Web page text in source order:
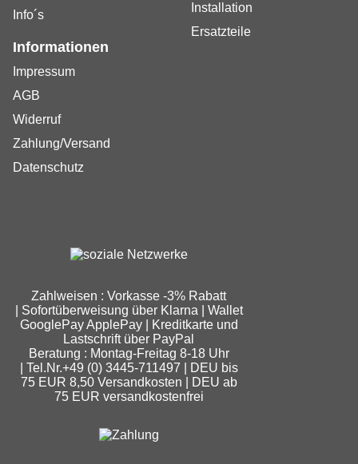
Info´s
Installation
Ersatzteile
Informationen
Impressum
AGB
Widerruf
Zahlung/Versand
Datenschutz
Zahlweisen : Vorkasse -3% Rabatt
| Sofortüberweisung über Klarna | Wallet
GooglePay ApplePay | Kreditkarte und
Lastschrift über PayPal
Beratung : Montag-Freitag 8-18 Uhr
| Tel.Nr.+49 (0) 3445-711497 | DEU bis
75 EUR 8,50 Versandkosten | DEU ab
75 EUR versandkostenfrei